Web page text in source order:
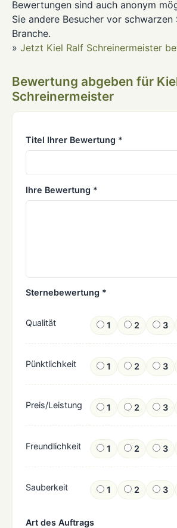
Bewertungen sind auch anonym
Sie andere Besucher vor schwarzen
Branche.
» Jetzt Kiel Ralf Schreinermeister
Bewertung abgeben für
Schreinermeister
Titel Ihrer Bewertung *
Ihre Bewertung *
Sternebewertung *
Qualität 1 2 3
Pünktlichkeit 1 2 3
Preis/Leistung 1 2 3
Freundlichkeit 1 2 3
Sauberkeit 1 2 3
Art des Auftrags